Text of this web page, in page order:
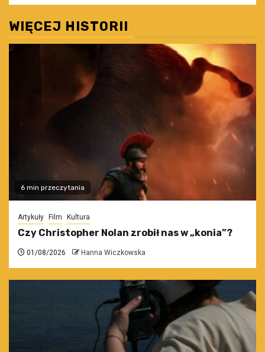
WIĘCEJ HISTORII
6 min przeczytania
Artykuły Film Kultura
Czy Christopher Nolan zrobił nas w „konia”?
01/08/2026 Hanna Wiczkowska